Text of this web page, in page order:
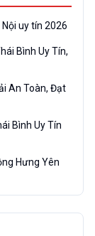
uy tín 2026
Bình Uy Tín,
An Toàn, Đạt
Bình Uy Tín
Hưng Yên